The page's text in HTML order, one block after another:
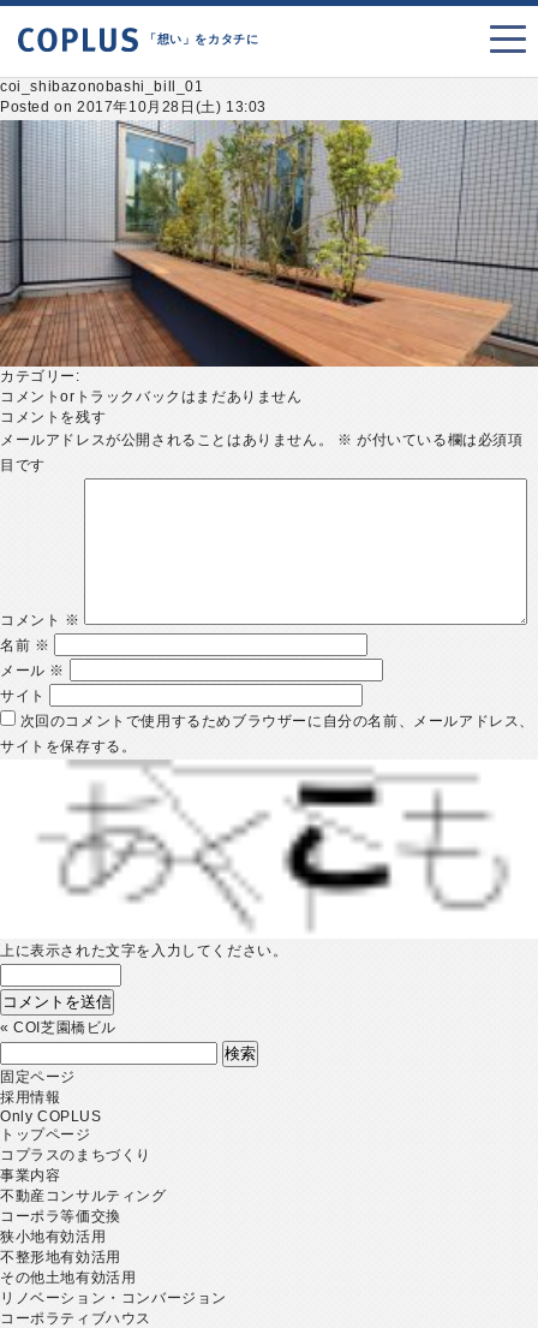
「想い」をカタチに
coi_shibazonobashi_bill_01
Posted on 2017年10月28日(土) 13:03
カテゴリー:
コメントorトラックバックはまだありません
コメントを残す
メールアドレスが公開されることはありません。
※ が付いている欄は必須項
目です
コメント ※
名前 ※
メール ※
サイト
次回のコメントで使用するためブラウザーに自分の名前、メールアドレス、
サイトを保存する。
上に表示された文字を入力してください。
«COI芝園橋ビル
索:
固定ページ
採用情報
Only COPLUS
トップページ
コプラスのまちづくり
事業内容
不動産コンサルティング
コーポラ等価交換
狭小地有効活用
不整形地有効活用
その他土地有効活用
リノベーション・コンバージョン
コーポラティブハウス